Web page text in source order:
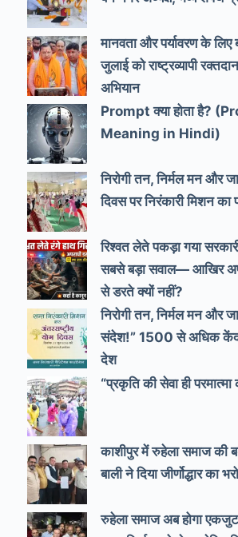
मानवता और पर्यावरण के
जुलाई को राष्ट्रव्यापी
अभियान
Prompt क्या होता है?
Meaning in Hindi)
निरोगी तन, निर्मल मन और
दिवस पर निरंकारी मिशन
रिश्वत लेते पकड़ा गया
सबसे बड़ा सवाल— आखिर
से डरते क्यों नहीं?
निरोगी तन, निर्मल मन और
संदेश!” 1500 से अधिक
देश
“प्रकृति की सेवा ही
काशीपुर में रुहेला समाज की
बाली ने दिया जीर्णोद्धार का
रुहेला समाज अब होगा